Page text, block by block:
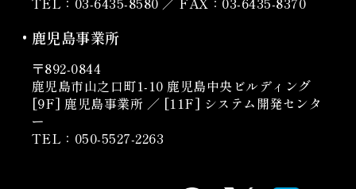
鹿児島事業所
〒892-0844
鹿児島市山之口町1-10 鹿児島中央ビルディング
[9F] 鹿児島事業所 ／ [11F] システム開発センタ
ー
TEL：050-5527-2263